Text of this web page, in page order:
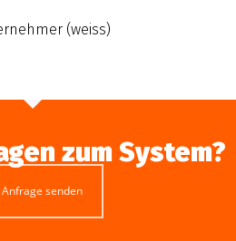
(weiss)
zum System?
Anfrage senden